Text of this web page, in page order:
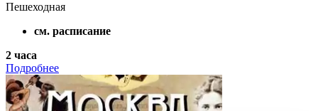
Пешеходная
см. расписание
2 часа
Подробнее